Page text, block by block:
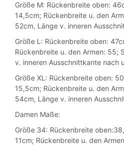
Größe M: Rückenbreite oben:
14,5cm; Rückenbreite u. den
52cm, Länge v. inneren
Größe L: Rückenbreite oben:
Rückenbreite u. den Armen: 55;
v. inneren Ausschnittkante nach
Größe XL: Rückenbreite oben:
15,5cm; Rückenbreite u. den
54cm, Länge v. inneren
Damen Maße:
Größe 34: Rückenbreite
11cm; Rückenbreite u. den